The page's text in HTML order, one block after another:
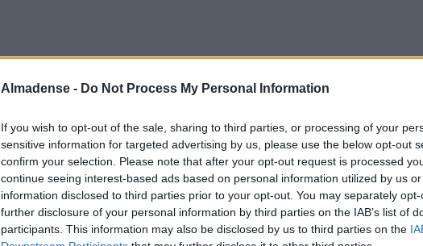
Almadense - Do Not Process My Personal Information
If you wish to opt-out of the sale, sharing to third parties, or processing of your
sensitive information for targeted advertising by us, please use the below opt-out
confirm your selection. Please note that after your opt-out request is processed
continue seeing interest-based ads based on personal information utilized by us
information disclosed to third parties prior to your opt-out. You may separately
further disclosure of your personal information by third parties on the IAB’s list of
participants. This information may also be disclosed by us to third parties on the